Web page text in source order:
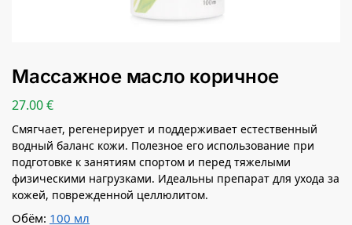
Массажное масло коричное
27.00€
Смягчает, регенерирует и поддерживает естественный
водный баланс кожи. Полезное его использование при
подготовке к занятиям спортом и перед тяжелыми
физическими нагрузками. Идеальны препарат для ухода за
кожей, поврежденной целлюлитом.
Обём: 100 мл